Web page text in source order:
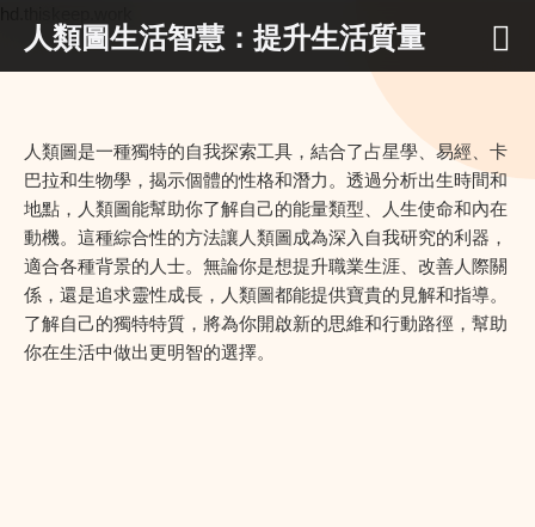
人類圖生活智慧：提升生活質量
人類圖是一種獨特的自我探索工具，結合了占星學、易經、卡
巴拉和生物學，揭示個體的性格和潛力。透過分析出生時間和
地點，人類圖能幫助你了解自己的能量類型、人生使命和內在
動機。這種綜合性的方法讓人類圖成為深入自我研究的利器，
適合各種背景的人士。無論你是想提升職業生涯、改善人際關
係，還是追求靈性成長，人類圖都能提供寶貴的見解和指導。
了解自己的獨特特質，將為你開啟新的思維和行動路徑，幫助
你在生活中做出更明智的選擇。